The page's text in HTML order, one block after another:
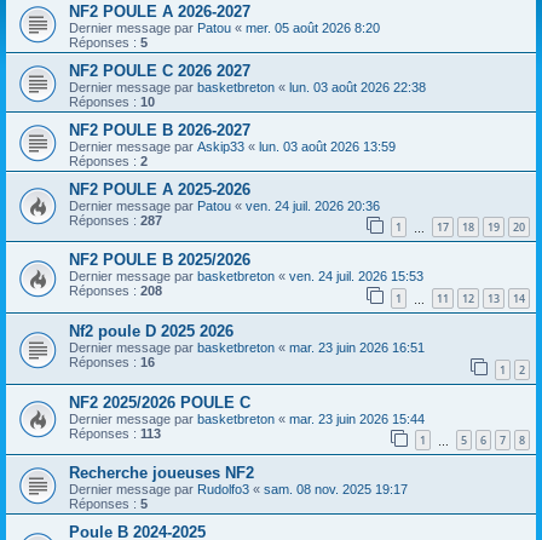
NF2 POULE A 2026-2027
Dernier message par Patou « mer. 05 août 2026 8:20
Réponses : 5
NF2 POULE C 2026 2027
Dernier message par basketbreton « lun. 03 août 2026 22:38
Réponses : 10
NF2 POULE B 2026-2027
Dernier message par Askip33 « lun. 03 août 2026 13:59
Réponses : 2
NF2 POULE A 2025-2026
Dernier message par Patou « ven. 24 juil. 2026 20:36
Réponses : 287 1 17 18 19 20
NF2 POULE B 2025/2026
Dernier message par basketbreton « ven. 24 juil. 2026 15:53
Réponses : 208 1 11 12 13 14
Nf2 poule D 2025 2026
Dernier message par basketbreton « mar. 23 juin 2026 16:51
Réponses : 16 1 2
NF2 2025/2026 POULE C
Dernier message par basketbreton « mar. 23 juin 2026 15:44
Réponses : 113 1 5 6 7 8
Recherche joueuses NF2
Dernier message par Rudolfo3 « sam. 08 nov. 2025 19:17
Réponses : 5
Poule B 2024-2025